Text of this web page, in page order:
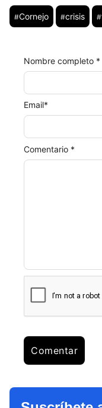
#Cornejo #crisis #
Comentario *
Nombre completo *
Email*